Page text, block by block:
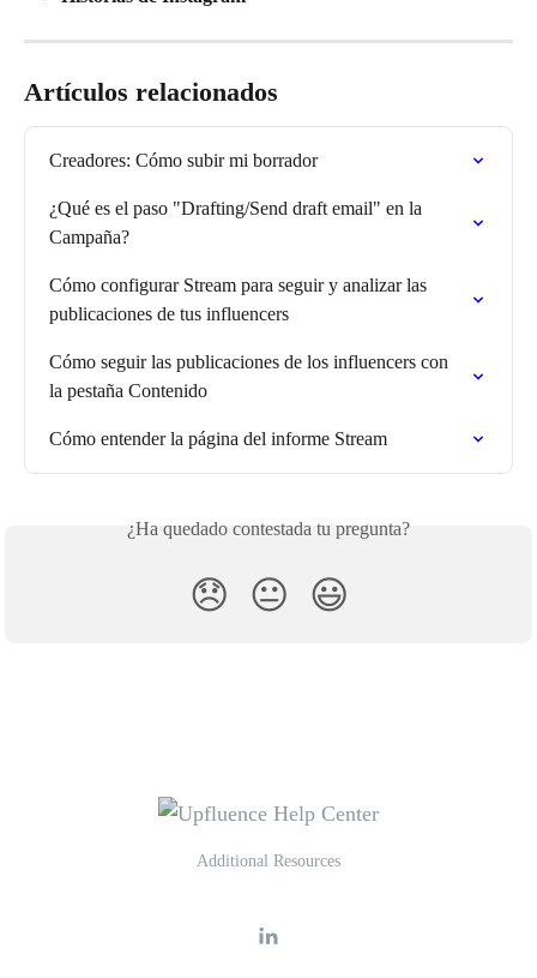
Artículos relacionados
Creadores: Cómo subir mi borrador
¿Qué es el paso "Drafting/Send draft email" en la
Campaña?
Cómo configurar Stream para seguir y analizar las
publicaciones de tus influencers
Cómo seguir las publicaciones de los influencers con
la pestaña Contenido
Cómo entender la página del informe Stream
¿Ha quedado contestada tu pregunta?
😞 😐 😃
Additional Resources